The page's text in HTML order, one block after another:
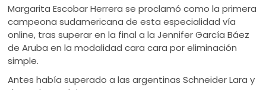
Margarita Escobar Herrera se proclamó como la primera
campeona sudamericana de esta especialidad vía
online, tras superar en la final a la Jennifer García Báez
de Aruba en la modalidad cara cara por eliminación
simple.
Antes había superado a las argentinas Schneider Lara y